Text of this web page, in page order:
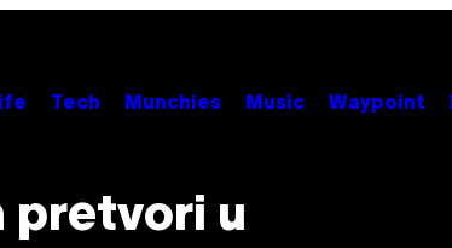
Tech Munchies Music Waypoint
pretvori u